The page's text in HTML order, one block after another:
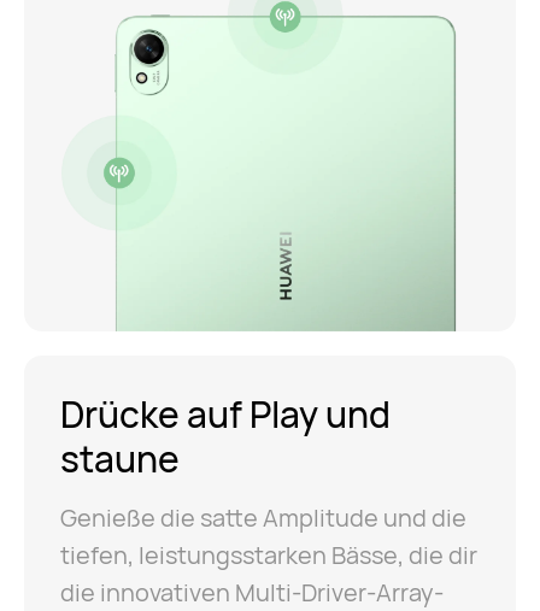
Drücke auf Play und
staune
Genieße die satte Amplitude und die
tiefen, leistungsstarken Bässe, die dir
die innovativen Multi-Driver-Array-